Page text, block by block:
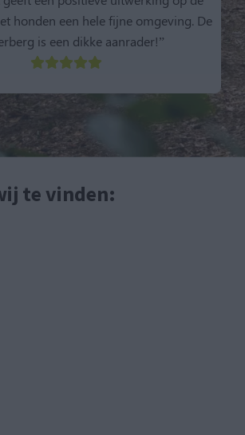
honden een hele fijne omgeving. De
is een dikke aanrader!”
te vinden: